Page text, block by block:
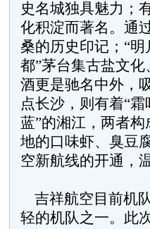
史名城独具魅力；
化积淀而著名。通
桑的历史印记；“
都”茅台集古盐文
酒更是驰名中外，
点长沙，则有着“
蓝”的湘江，两者
地的口味虾、臭豆
空新航线的开通，
吉祥航空目前机
轻的机队之一。此